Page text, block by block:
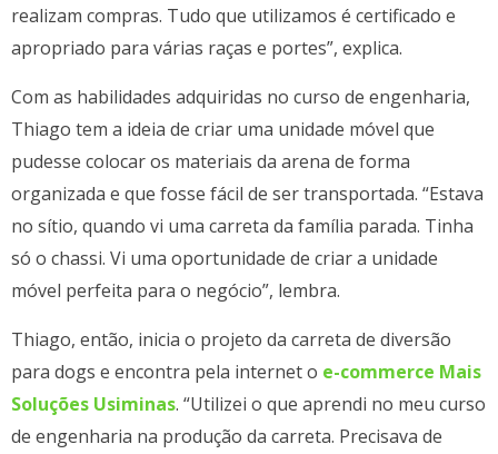
realizam compras. Tudo que utilizamos é certificado e
apropriado para várias raças e portes”, explica.
Com as habilidades adquiridas no curso de engenharia,
Thiago tem a ideia de criar uma unidade móvel que
pudesse colocar os materiais da arena de forma
organizada e que fosse fácil de ser transportada. “Estava
no sítio, quando vi uma carreta da família parada. Tinha
só o chassi. Vi uma oportunidade de criar a unidade
móvel perfeita para o negócio”, lembra.
Thiago, então, inicia o projeto da carreta de diversão
para dogs e encontra pela internet o e-commerce Mais
Soluções Usiminas. “Utilizei o que aprendi no meu curso
de engenharia na produção da carreta. Precisava de